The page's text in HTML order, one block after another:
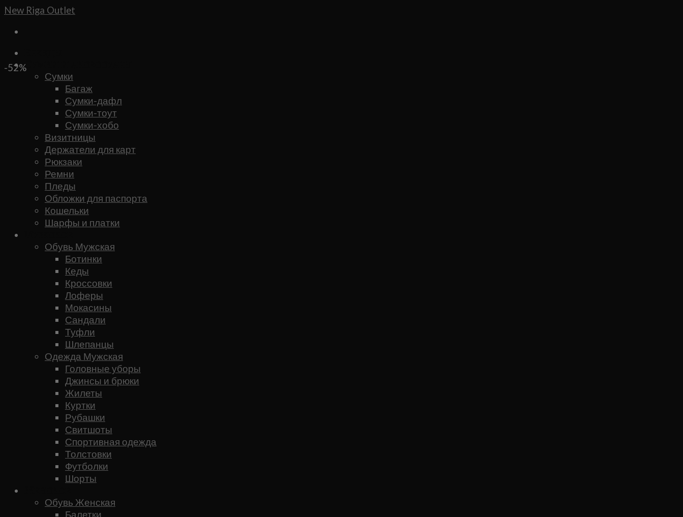
Skip
content
New Riga Outlet
Сумки и аксессуары
Сумки
Багаж
Сумки-дафл
Сумки-тоут
Сумки-хобо
Визитницы
Держатели для карт
Рюкзаки
Ремни
Пледы
Обложки для паспорта
Кошельки
Шарфы и платки
Обувь Мужская
Ботинки
Кеды
Кроссовки
Лоферы
Мокасины
Сандали
Туфли
Шлепанцы
Одежда Мужская
Головные уборы
Джинсы и брюки
Жилеты
Куртки
Рубашки
Свитшоты
Спортивная одежда
Толстовки
Футболки
Шорты
Обувь Женская
Балетки
-52%